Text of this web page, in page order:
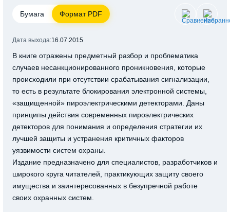
Бумага Формат PDF
Дата выхода:16.07.2015
В книге отражены предметный разбор и проблематика
случаев несанкционированного проникновения, которые
происходили при отсутствии срабатывания сигнализации,
то есть в результате блокирования электронной системы,
«защищенной» пироэлектрическими детекторами. Даны
принципы действия современных пироэлектрических
детекторов для понимания и определения стратегии их
лучшей защиты и устранения критичных факторов
уязвимости систем охраны.
Издание предназначено для специалистов, разработчиков и
широкого круга читателей, практикующих защиту своего
имущества и заинтересованных в безупречной работе
своих охранных систем.